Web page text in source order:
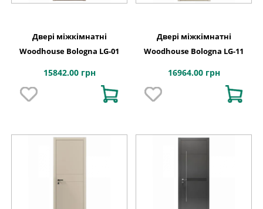
Двері міжкімнатні
Woodhouse Bologna LG-01
15842.00 грн
Двері міжкімнатні
Woodhouse Bologna LG-11
16964.00 грн